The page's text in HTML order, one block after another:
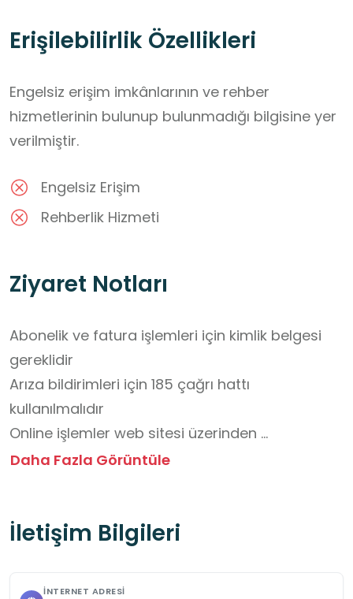
Erişilebilirlik Özellikleri
Engelsiz erişim imkânlarının ve rehber
hizmetlerinin bulunup bulunmadığı bilgisine yer
verilmiştir.
Engelsiz Erişim
Rehberlik Hizmeti
Ziyaret Notları
Abonelik ve fatura işlemleri için kimlik belgesi
gereklidir
Arıza bildirimleri için 185 çağrı hattı
kullanılmalıdır
Online işlemler web sitesi üzerinden
yapılabilmektedir
Daha Fazla Görüntüle
İletişim Bilgileri
İNTERNET ADRESI